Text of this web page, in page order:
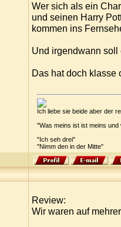
Wer sich als ein
und seinen Harry
kommen ins
Und irgendwann
Das hat doch klasse
Ich liebe sie beide aber der
"Was meins ist ist meins
"Ich seh drei"
"Nimm den in der Mitte"
Review:
Wir waren auf